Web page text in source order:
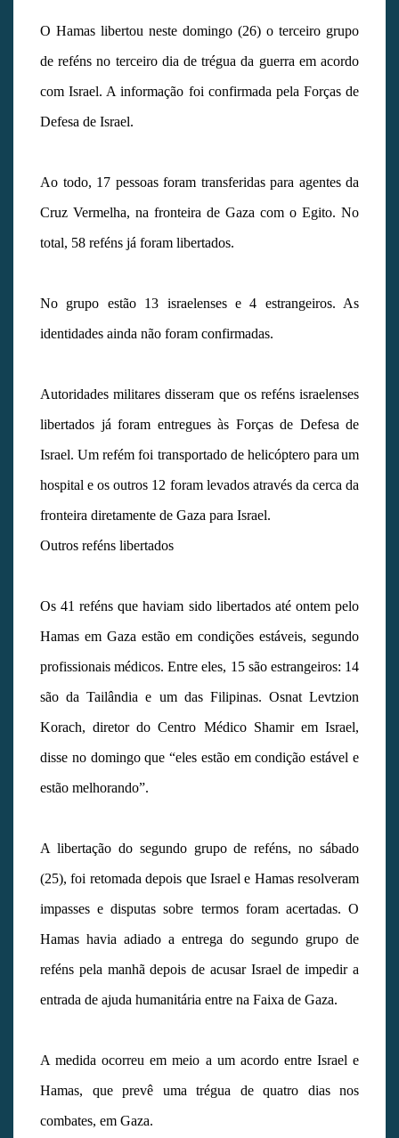
O Hamas libertou neste domingo (26) o terceiro grupo
de reféns no terceiro dia de trégua da guerra em acordo
com Israel. A informação foi confirmada pela Forças de
Defesa de Israel.
Ao todo, 17 pessoas foram transferidas para agentes da
Cruz Vermelha, na fronteira de Gaza com o Egito. No
total, 58 reféns já foram libertados.
No grupo estão 13 israelenses e 4 estrangeiros. As
identidades ainda não foram confirmadas.
Autoridades militares disseram que os reféns israelenses
libertados já foram entregues às Forças de Defesa de
Israel. Um refém foi transportado de helicóptero para um
hospital e os outros 12 foram levados através da cerca da
fronteira diretamente de Gaza para Israel.
Outros reféns libertados
Os 41 reféns que haviam sido libertados até ontem pelo
Hamas em Gaza estão em condições estáveis, segundo
profissionais médicos. Entre eles, 15 são estrangeiros: 14
são da Tailândia e um das Filipinas. Osnat Levtzion
Korach, diretor do Centro Médico Shamir em Israel,
disse no domingo que “eles estão em condição estável e
estão melhorando”.
A libertação do segundo grupo de reféns, no sábado
(25), foi retomada depois que Israel e Hamas resolveram
impasses e disputas sobre termos foram acertadas. O
Hamas havia adiado a entrega do segundo grupo de
reféns pela manhã depois de acusar Israel de impedir a
entrada de ajuda humanitária entre na Faixa de Gaza.
A medida ocorreu em meio a um acordo entre Israel e
Hamas, que prevê uma trégua de quatro dias nos
combates, em Gaza.